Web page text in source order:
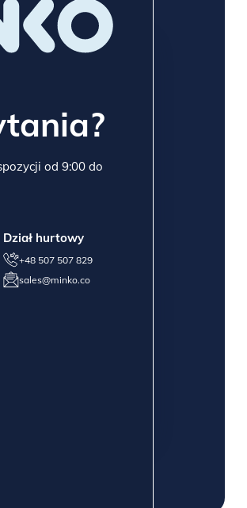
od 9:00 do
Dział hurtowy
+48 507 507 829
sales@minko.co